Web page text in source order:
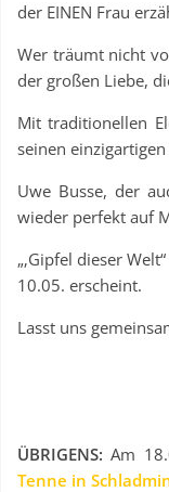
der EINEN Frau
Wer träumt nicht
der großen Liebe,
Mit traditionellen
seinen einzigartigen
Uwe Busse, der
wieder perfekt auf
„‚Gipfel dieser
10.05. erscheint.
Lasst uns
ÜBRIGENS: Am
Tenne in